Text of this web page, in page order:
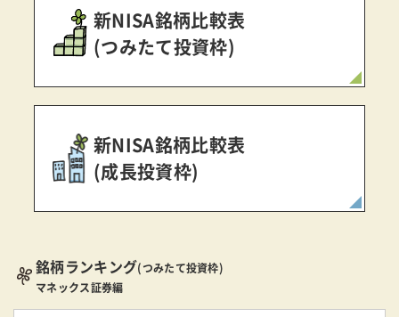
新NISA銘柄比較表
(つみたて投資枠)
新NISA銘柄比較表
(成長投資枠)
銘柄ランキング(つみたて投資枠)
マネックス証券編